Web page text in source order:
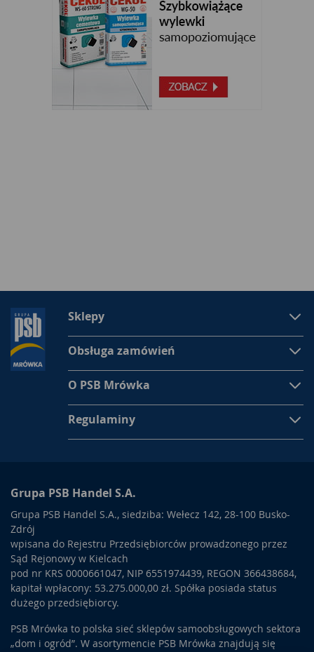
Sklepy
Obsługa zamówień
O PSB Mrówka
Regulaminy
Grupa PSB Handel S.A.
Grupa PSB Handel S.A., siedziba: Wełecz 142, 28-100 Busko-
Zdrój
wpisana do Rejestru Przedsiębiorców prowadzonego przez
Sąd Rejonowy w Kielcach
pod nr KRS 0000661047, NIP 6551974439, REGON 366438684,
kapitał wpłacony: 53.275.000,00 zł. Spółka posiada status
dużego przedsiębiorcy.
PSB Mrówka to polska sieć sklepów samoobsługowych sektora
„dom i ogród”. W asortymencie PSB Mrówka znajdują się